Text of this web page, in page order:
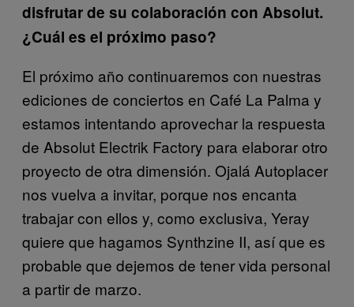
disfrutar de su colaboración con Absolut.
¿Cuál es el próximo paso?
El próximo año continuaremos con nuestras
ediciones de conciertos en Café La Palma y
estamos intentando aprovechar la respuesta
de Absolut Electrik Factory para elaborar otro
proyecto de otra dimensión. Ojalá Autoplacer
nos vuelva a invitar, porque nos encanta
trabajar con ellos y, como exclusiva, Yeray
quiere que hagamos Synthzine II, así que es
probable que dejemos de tener vida personal
a partir de marzo.